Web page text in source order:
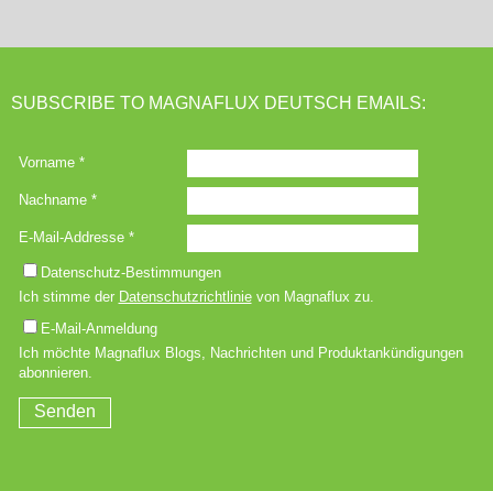
SUBSCRIBE TO MAGNAFLUX DEUTSCH EMAILS: